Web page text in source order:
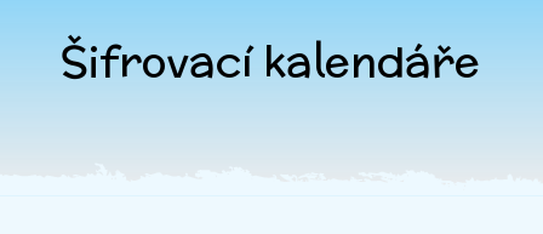
Šifrovací kalendáře